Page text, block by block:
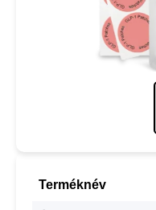
Terméknév